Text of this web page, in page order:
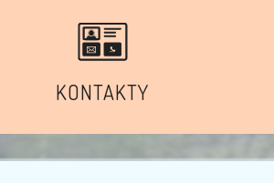
KONTAKTY